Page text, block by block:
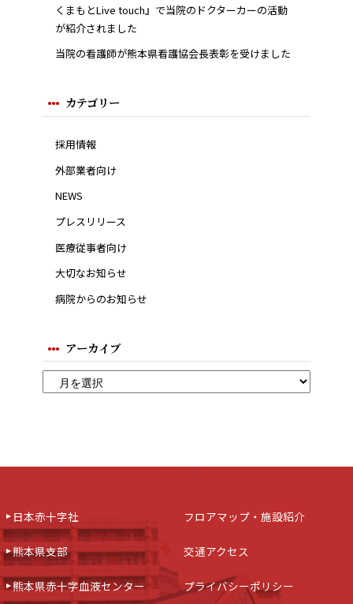
くまもとLive touch』で当院のドクターカーの活動
が紹介されました
当院の看護師が熊本県看護協会長表彰を受けました
カテゴリー
採用情報
外部業者向け
NEWS
プレスリリース
医療従事者向け
大切なお知らせ
病院からのお知らせ
アーカイブ
日本赤十字社
熊本県支部
熊本県赤十字血液センター
フロアマップ・施設紹介
交通アクセス
プライバシーポリシー